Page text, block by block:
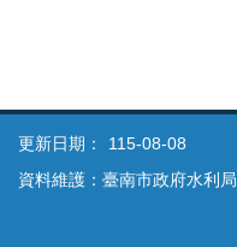
更新日期：
115-08-08
資料維護：臺南市政府水利局